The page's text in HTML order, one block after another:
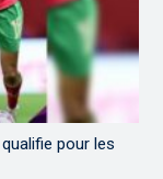
pour les